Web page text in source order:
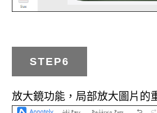
STEP6
放大鏡功能，局部放大圖片的